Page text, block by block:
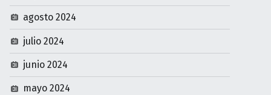
agosto 2024
julio 2024
junio 2024
mayo 2024